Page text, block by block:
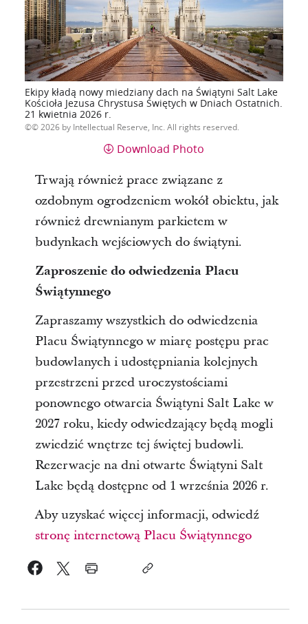
Ekipy kładą nowy miedziany dach na Świątyni Salt Lake
Kościoła Jezusa Chrystusa Świętych w Dniach Ostatnich.
21 kwietnia 2026 r.
© 2026 by Intellectual Reserve, Inc. All rights reserved.
Download Photo
Trwają również prace związane z
ozdobnym ogrodzeniem wokół obiektu, jak
również drewnianym parkietem w
budynkach wejściowych do świątyni.
Zaproszenie do odwiedzenia Placu
Świątynnego
Zapraszamy wszystkich do odwiedzenia
Placu Świątynnego w miarę postępu prac
budowlanych i udostępniania kolejnych
przestrzeni przed uroczystościami
ponownego otwarcia Świątyni Salt Lake w
2027 roku, kiedy odwiedzający będą mogli
zwiedzić wnętrze tej świętej budowli.
Rezerwacje na dni otwarte Świątyni Salt
Lake będą dostępne od 1 września 2026 r.
Aby uzyskać więcej informacji, odwiedź
stronę internetową Placu Świątynnego